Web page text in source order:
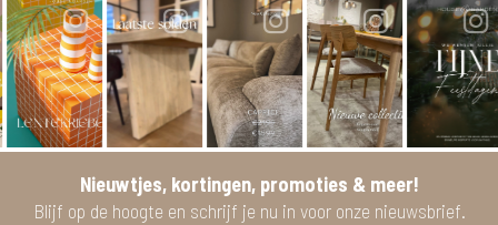
Nieuwtjes, kortingen, promoties & meer!
Blijf op de hoogte en schrijf je nu in voor onze nieuwsbrief.